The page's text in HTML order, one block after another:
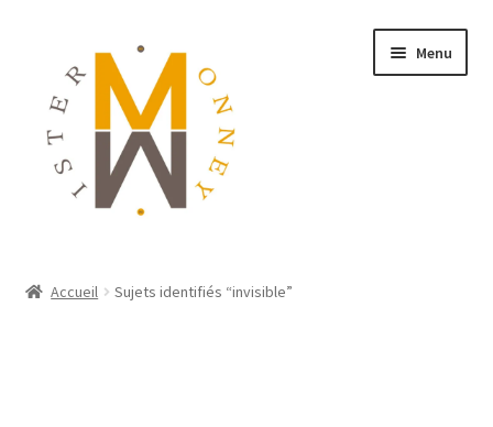
Menu
Accueil Sujets identifiés “invisible”